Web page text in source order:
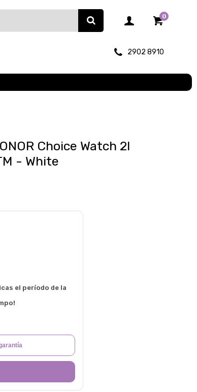
2902 8910
0
Choice Watch 2I
- White
el período de la